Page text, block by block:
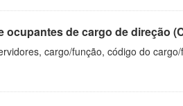
ocupantes de cargo de direção
cargo/função, código do